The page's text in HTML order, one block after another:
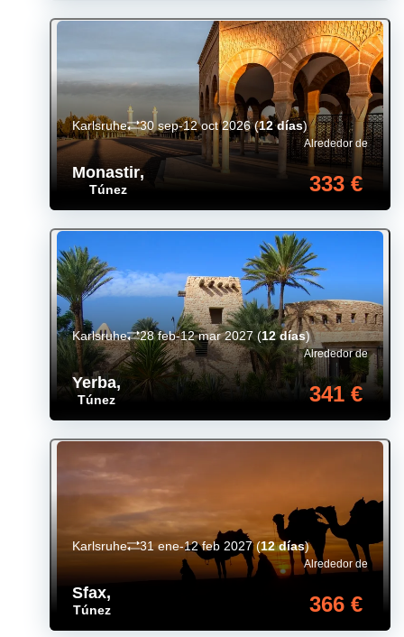
Monastir,
Túnez
Alrededor de
333 €
Karlsruhe 30 sep-12 oct 2026(12 días)
Yerba,
Túnez
Alrededor de
341 €
Karlsruhe 28 feb-12 mar 2027(12 días)
Sfax,
Túnez
Alrededor de
366 €
Karlsruhe 31 ene-12 feb 2027(12 días)